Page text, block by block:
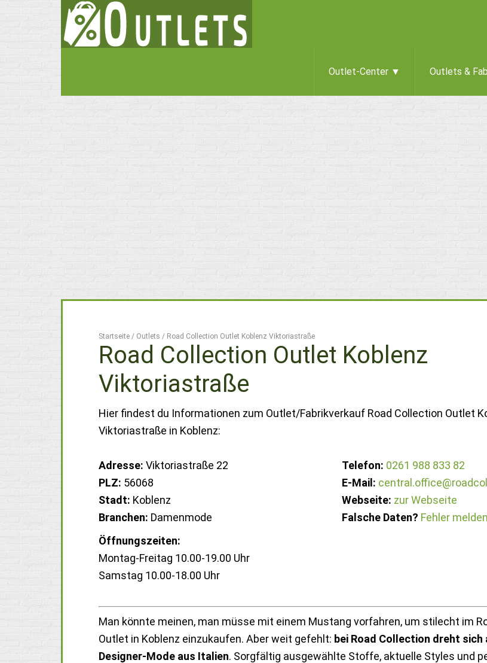
Outlet-Center ▼ Outlets &
Startseite / Outlets / Road Collection Outlet Koblenz Viktoriastraße
Road Collection Outlet Koblenz
Viktoriastraße
Hier findest du Informationen zum Outlet/Fabrikverkauf Road Collection Outlet
Viktoriastraße in Koblenz:
Adresse: Viktoriastraße 22
PLZ: 56068
Stadt: Koblenz
Branchen: Damenmode
Telefon: 0261 988 833 82
E-Mail:
Webseite: zur Webseite
Falsche Daten? Fehler melden
Öffnungszeiten:
Montag-Freitag 10.00-19.00 Uhr
Samstag 10.00-18.00 Uhr
Man könnte meinen, man müsse mit einem Mustang vorfahren, um stilecht im
Outlet in Koblenz einzukaufen. Aber weit gefehlt: bei Road Collection dreht
Designer-Mode aus Italien. Sorgfältig ausgewählte Stoffe, aktuelle Styles und